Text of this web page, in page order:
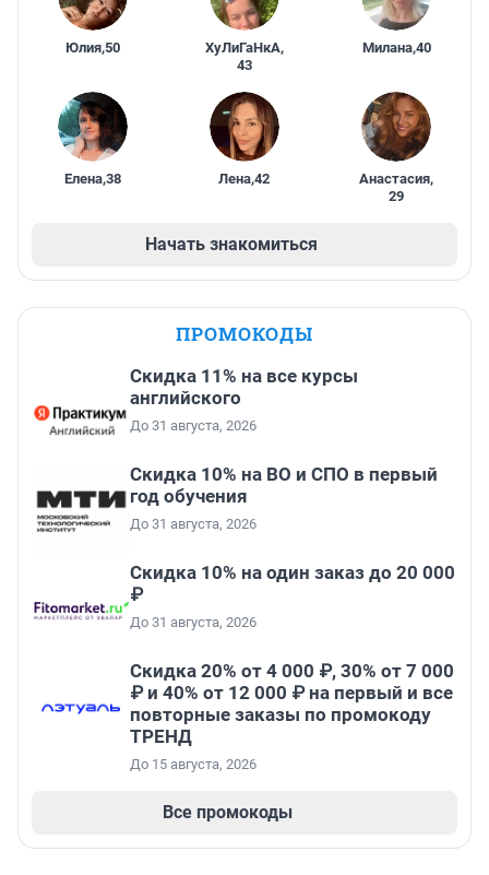
Юлия,50 ХуЛиГаНкА,
43
Милана,40
Елена,38 Лена,42 Анастасия,
29
Начать знакомиться
ПРОМОКОДЫ
Скидка 11% на все курсы
английского
До 31 августа, 2026
Скидка 10% на ВО и СПО в первый
год обучения
До 31 августа, 2026
Скидка 10% на один заказ до 20 000
₽
До 31 августа, 2026
Скидка 20% от 4 000 ₽, 30% от 7 000
₽ и 40% от 12 000 ₽ на первый и все
повторные заказы по промокоду
ТРЕНД
До 15 августа, 2026
Все промокоды